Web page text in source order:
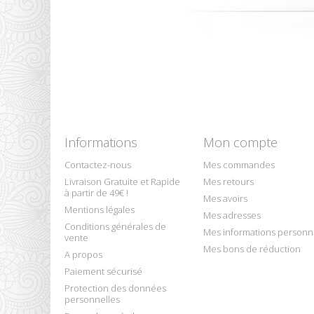
Informations
Contactez-nous
Livraison Gratuite et Rapide
à partir de 49€ !
Mentions légales
Conditions générales de
vente
A propos
Paiement sécurisé
Protection des données
personnelles
Mon compte
Mes commandes
Mes retours
Mes avoirs
Mes adresses
Mes informations
Mes bons de réduction